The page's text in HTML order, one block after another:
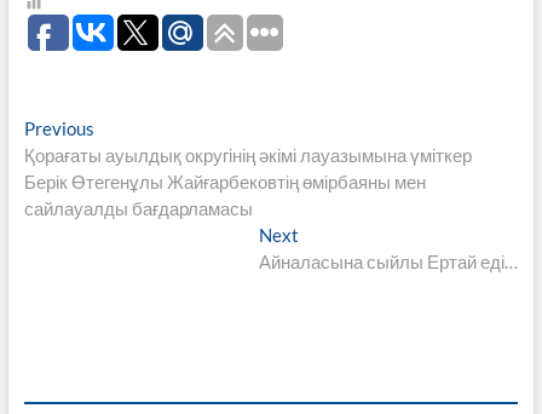
Навигация
по
записям
PreviousPrevious
post:
Қорағаты ауылдық округінің әкімі лауазымына үміткер
Берік Өтегенұлы Жайғарбековтің өмірбаяны мен
сайлауалды бағдарламасы
Next
post:
Айналасына сыйлы Ертай еді…